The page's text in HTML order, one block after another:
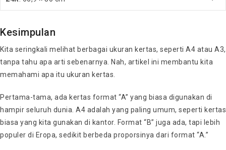
Kesimpulan
Kita seringkali melihat berbagai ukuran kertas, seperti A4 atau A3,
tanpa tahu apa arti sebenarnya. Nah, artikel ini membantu kita
memahami apa itu ukuran kertas.
Pertama-tama, ada kertas format “A” yang biasa digunakan di
hampir seluruh dunia. A4 adalah yang paling umum, seperti kertas
biasa yang kita gunakan di kantor. Format “B” juga ada, tapi lebih
populer di Eropa, sedikit berbeda proporsinya dari format “A.”